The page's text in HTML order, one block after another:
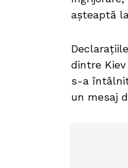
așteaptă
dintre
s-a
un mesaj